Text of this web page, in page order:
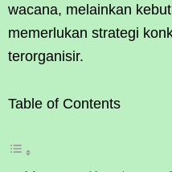
wacana, melainkan
memerlukan strategi
terorganisir.
Table of Contents